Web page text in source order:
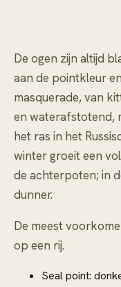
De ogen zijn altijd
aan de pointkleur
masquerade, van
en waterafstotend,
het ras in het
winter groeit een
de achterpoten; in
dunner.
De meest
op een rij.
Seal point: